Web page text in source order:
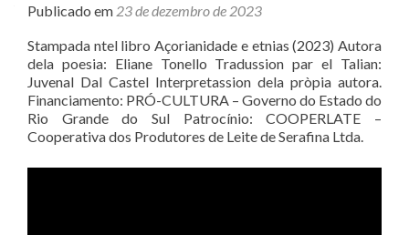
Publicado em 23 de dezembro de 2023
Stampada ntel libro Açorianidade e etnias (2023) Autora
dela poesia: Eliane Tonello Tradussion par el Talian:
Juvenal Dal Castel Interpretassion dela pròpia autora.
Financiamento: PRÓ-CULTURA – Governo do Estado do
Rio Grande do Sul Patrocínio: COOPERLATE –
Cooperativa dos Produtores de Leite de Serafina Ltda.